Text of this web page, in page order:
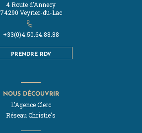
4 Route d'Annecy
74290 Veyrier-du-Lac
+33(0)4.50.64.88.88
PRENDRE RDV
NOUS DÉCOUVRIR
L'Agence Clerc
Réseau Christie's